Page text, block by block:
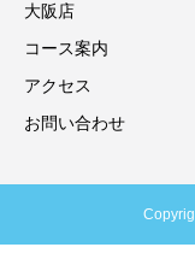
大阪店
コース案内
アクセス
お問い合わせ